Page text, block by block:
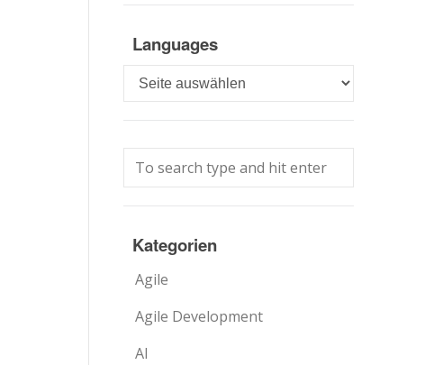
Languages
Languages
Kategorien
Agile
Agile Development
AI